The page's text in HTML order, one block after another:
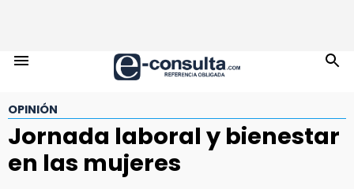
OPINIÓN
Jornada laboral y bienestar
en las mujeres